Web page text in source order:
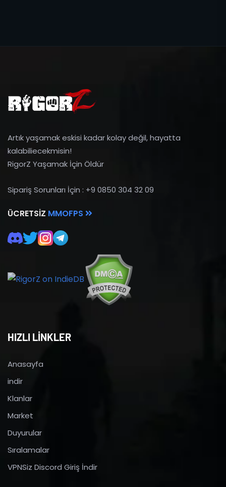
Artık yaşamak eskisi kadar kolay değil, hayatta
kalabiliecekmisin!
RigorZ Yaşamak İçin Öldür
Sipariş Sorunları İçin : +9 0850 304 32 09
ÜCRETSIZ MMOFPS
HIZLI LİNKLER
Anasayfa
indir
Klanlar
Market
Duyurular
Sıralamalar
VPNSiz Discord Giriş İndir